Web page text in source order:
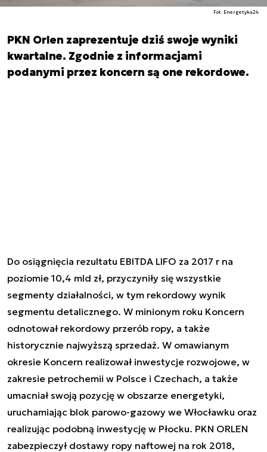
Fot. Energetyka24
PKN Orlen zaprezentuje dziś swoje wyniki
kwartalne. Zgodnie z informacjami
podanymi przez koncern są one rekordowe.
Do osiągnięcia rezultatu EBITDA LIFO za 2017 r na
poziomie 10,4 mld zł, przyczyniły się wszystkie
segmenty działalności, w tym rekordowy wynik
segmentu detalicznego. W minionym roku Koncern
odnotował rekordowy przerób ropy, a także
historycznie najwyższą sprzedaż. W omawianym
okresie Koncern realizował inwestycje rozwojowe, w
zakresie petrochemii w Polsce i Czechach, a także
umacniał swoją pozycję w obszarze energetyki,
uruchamiając blok parowo-gazowy we Włocławku oraz
realizując podobną inwestycję w Płocku. PKN ORLEN
zabezpieczył dostawy ropy naftowej na rok 2018,